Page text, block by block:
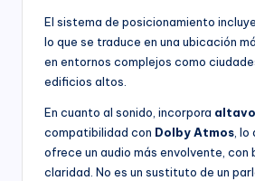
El sistema de posicionamiento
lo que se traduce en una ubicación
en entornos complejos como
edificios altos.
En cuanto al sonido, incorpora
compatibilidad con Dolby Atmos ,
ofrece un audio más envolvente, con
claridad. No es un sustituto de un